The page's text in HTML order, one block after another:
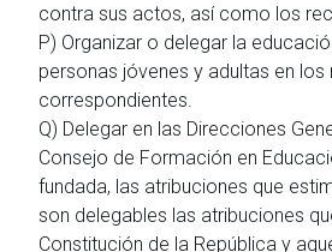
contra sus actos, así como los
P) Organizar o delegar la
personas jóvenes y adultas en los
correspondientes.
Q) Delegar en las Direcciones
Consejo de Formación en
fundada, las atribuciones que
son delegables las atribuciones
Constitución de la República y